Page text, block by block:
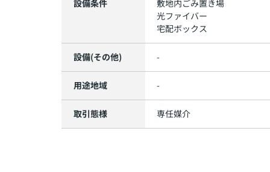
設備条件
敷地内ごみ置き場
光ファイバー
宅配ボックス
設備(その他) -
用途地域 -
取引態様 専任媒介